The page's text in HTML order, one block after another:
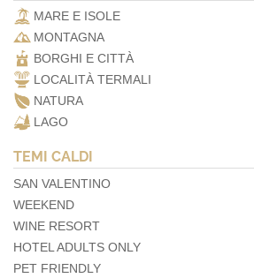
MARE E ISOLE
MONTAGNA
BORGHI E CITTÀ
LOCALITÀ TERMALI
NATURA
LAGO
TEMI CALDI
SAN VALENTINO
WEEKEND
WINE RESORT
HOTEL ADULTS ONLY
PET FRIENDLY